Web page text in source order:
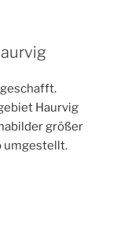
geschafft.
Haurvig
größer
umgestellt.